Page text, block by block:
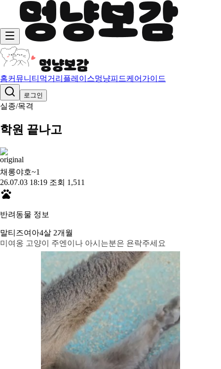
홈커뮤니티 먹거리 플레이스멍냥피드케어가이드
로그인
실종/목격
학원 끝나고
채롱야호~1
26.07.03 18:19 조회 1,511
반려동물 정보
말티즈여아4살 2개월
미여옹 고양이 주엔이나 아시는분은 욘락주세요